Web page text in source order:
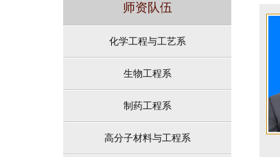
师资队伍
化学工程与工艺系
生物工程系
制药工程系
高分子材料与工程系